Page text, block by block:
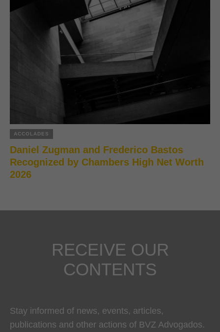
ACCOLADES
Daniel Zugman and Frederico Bastos
Recognized by Chambers High Net Worth
2026
RECEIVE OUR
CONTENTS
Stay informed of news, events, articles,
publications and other actions of BVZ Advogados.